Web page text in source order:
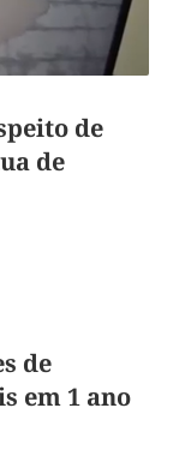
de
de
de
em 1 ano